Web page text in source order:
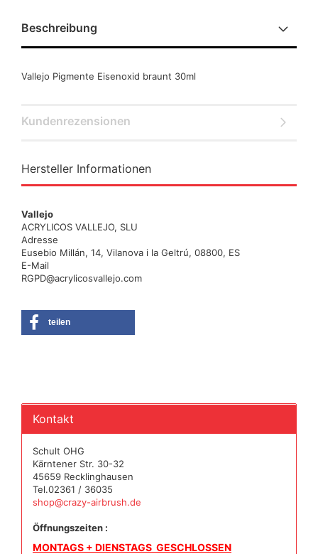
Beschreibung
Vallejo Pigmente Eisenoxid braunt 30ml
Kundenrezensionen
Hersteller Informationen
Vallejo
ACRYLICOS VALLEJO, SLU
Adresse
Eusebio Millán, 14, Vilanova i la Geltrú, 08800, ES
E-Mail
RGPD@acrylicosvallejo.com
teilen
Kontakt
Schult OHG
Kärntener Str. 30-32
45659 Recklinghausen
Tel.02361 / 36035
shop@crazy-airbrush.de
Öffnungszeiten :
MONTAGS + DIENSTAGS GESCHLOSSEN